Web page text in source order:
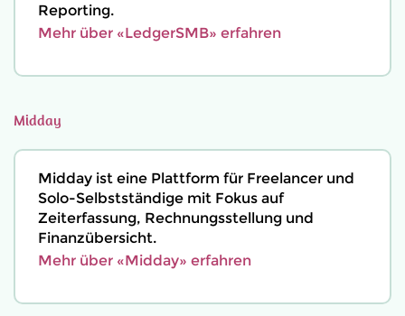
Reporting.
Mehr über «LedgerSMB» erfahren
Midday
Midday ist eine Plattform für Freelancer und
Solo-Selbstständige mit Fokus auf
Zeiterfassung, Rechnungsstellung und
Finanzübersicht.
Mehr über «Midday» erfahren